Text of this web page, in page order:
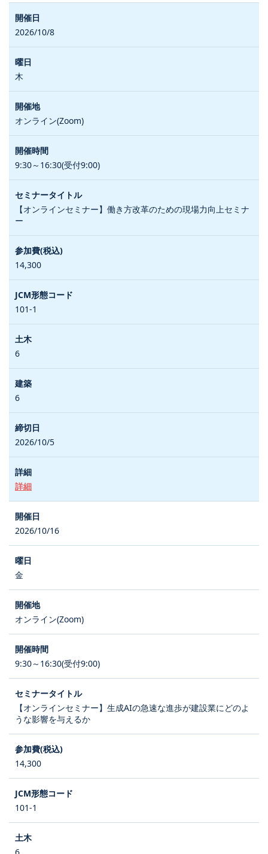
2026/10/8
木
オンライン(Zoom)
9:30～16:30(受付9:00)
【オンラインセミナー】働き方改革のための現場力向上セミナ
ー
14,300
101-1
6
6
2026/10/5
詳細
2026/10/16
金
オンライン(Zoom)
9:30～16:30(受付9:00)
【オンラインセミナー】生成AIの急速な進歩が建設業にどのよ
うな影響を与えるか
14,300
101-1